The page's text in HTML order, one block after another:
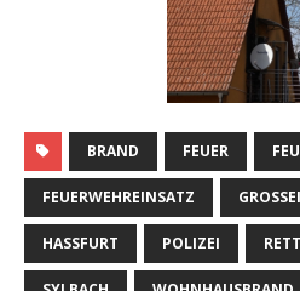
BRAND FEUER
FEUERWEHREINSATZ
HASSFURT POLIZEI